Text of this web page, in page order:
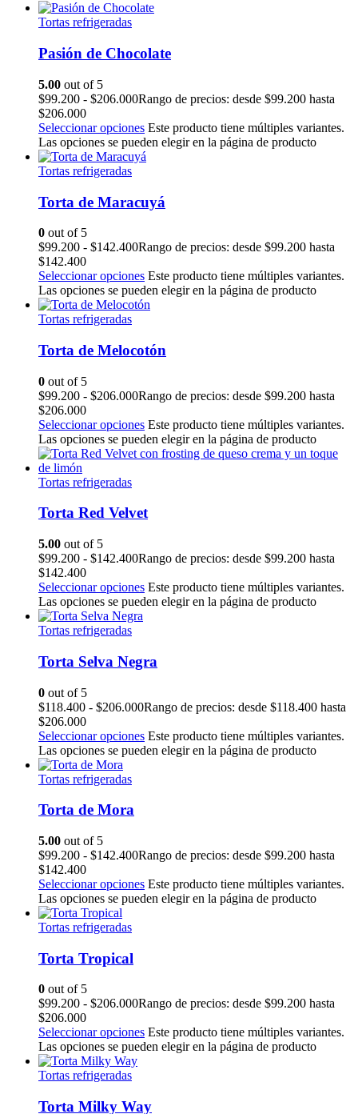
Tortas refrigeradas
Pasión de Chocolate
5.00 out of 5
$99.200 - $206.000Rango de precios: desde $99.200 hasta
$206.000
Seleccionar opciones Este producto tiene múltiples variantes.
Las opciones se pueden elegir en la página de producto
Tortas refrigeradas
Torta de Maracuyá
0 out of 5
$99.200 - $142.400Rango de precios: desde $99.200 hasta
$142.400
Seleccionar opciones Este producto tiene múltiples variantes.
Las opciones se pueden elegir en la página de producto
Tortas refrigeradas
Torta de Melocotón
0 out of 5
$99.200 - $206.000Rango de precios: desde $99.200 hasta
$206.000
Seleccionar opciones Este producto tiene múltiples variantes.
Las opciones se pueden elegir en la página de producto
Tortas refrigeradas
Torta Red Velvet
5.00 out of 5
$99.200 - $142.400Rango de precios: desde $99.200 hasta
$142.400
Seleccionar opciones Este producto tiene múltiples variantes.
Las opciones se pueden elegir en la página de producto
Tortas refrigeradas
Torta Selva Negra
0 out of 5
$118.400 - $206.000Rango de precios: desde $118.400 hasta
$206.000
Seleccionar opciones Este producto tiene múltiples variantes.
Las opciones se pueden elegir en la página de producto
Tortas refrigeradas
Torta de Mora
5.00 out of 5
$99.200 - $142.400Rango de precios: desde $99.200 hasta
$142.400
Seleccionar opciones Este producto tiene múltiples variantes.
Las opciones se pueden elegir en la página de producto
Tortas refrigeradas
Torta Tropical
0 out of 5
$99.200 - $206.000Rango de precios: desde $99.200 hasta
$206.000
Seleccionar opciones Este producto tiene múltiples variantes.
Las opciones se pueden elegir en la página de producto
Tortas refrigeradas
Torta Milky Way